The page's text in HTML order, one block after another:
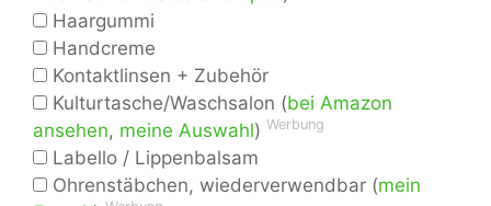
Haargummi
Handcreme
Kontaktlinsen + Zubehör
Kulturtasche/Waschsalon (bei Amazon
ansehen, meine Auswahl) Werbung
Labello / Lippenbalsam
Ohrenstäbchen, wiederverwendbar (mein